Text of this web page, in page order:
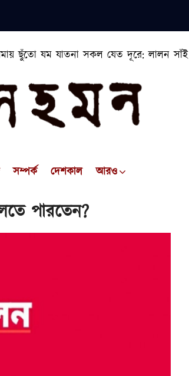
ছুঁতো যম যাতনা সকল যেত দূরে: লালন সাঁই
সম্পর্ক দেশকাল আরও
পারতেন?